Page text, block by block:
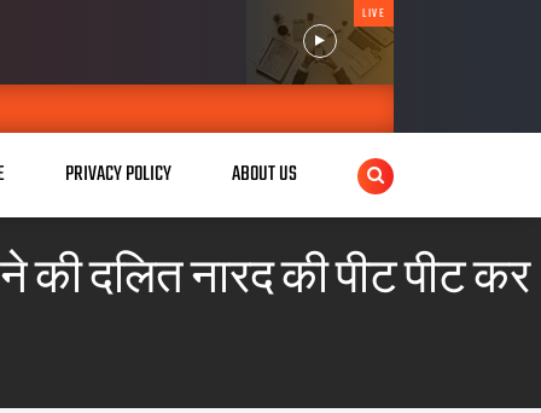
LIVE
PRIVACY POLICY ABOUT US
दलित नारद की पीट पीट कर